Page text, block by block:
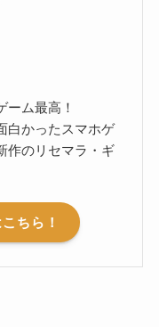
ーム最高！
白かったスマホゲ
作のリセマラ・ギ
ちら！